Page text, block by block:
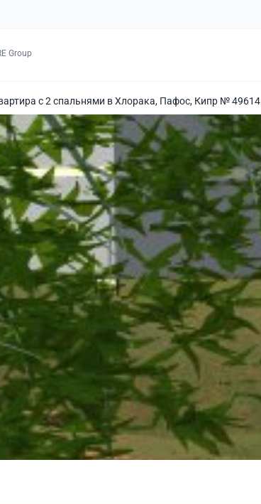
Group
с 2 спальнями в Хлорака, Пафос, Кипр № 49614